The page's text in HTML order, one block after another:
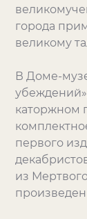
города при
великому
В Доме-
каторжном
первого
из